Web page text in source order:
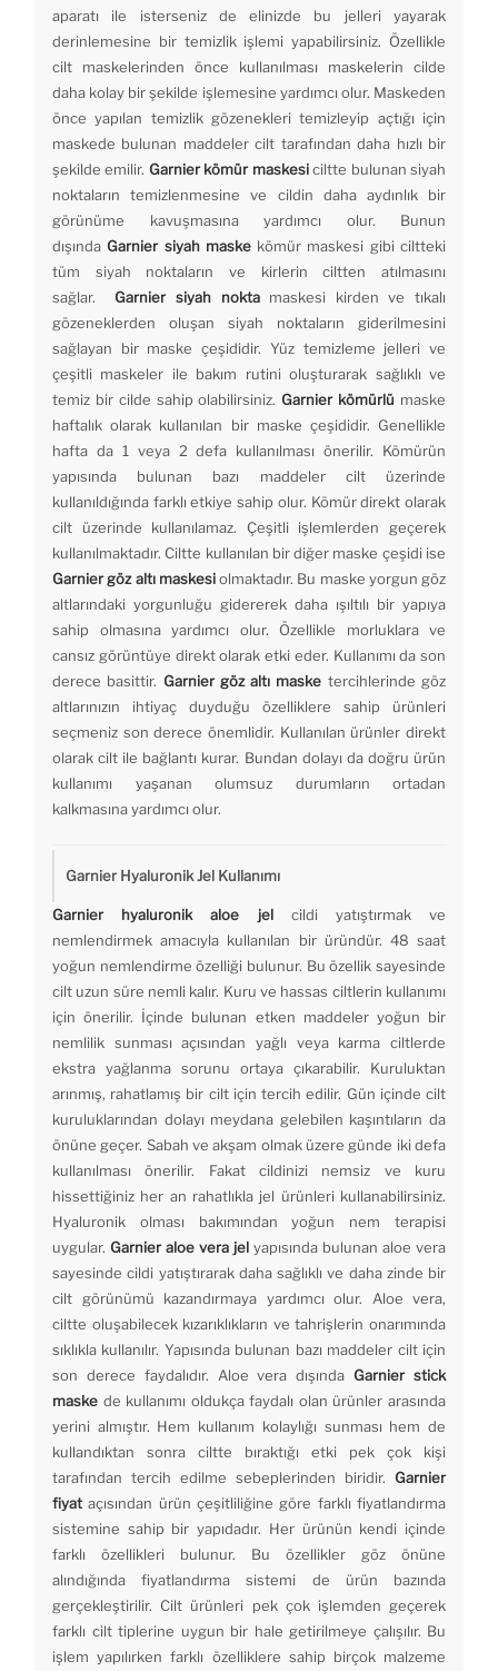
aparatı ile isterseniz de elinizde bu jelleri yayarak
derinlemesine bir temizlik işlemi yapabilirsiniz. Özellikle
cilt maskelerinden önce kullanılması maskelerin cilde
daha kolay bir şekilde işlemesine yardımcı olur. Maskeden
önce yapılan temizlik gözenekleri temizleyip açtığı için
maskede bulunan maddeler cilt tarafından daha hızlı bir
şekilde emilir. Garnier kömür maskesiciltte bulunan siyah
noktaların temizlenmesine ve cildin daha aydınlık bir
görünüme kavuşmasına yardımcı olur. Bunun
dışındaGarnier siyah maske kömür maskesi gibi ciltteki
tüm siyah noktaların ve kirlerin ciltten atılmasını
sağlar.Garnier siyah nokta maskesi kirden ve tıkalı
gözeneklerden oluşan siyah noktaların giderilmesini
sağlayan bir maske çeşididir. Yüz temizleme jelleri ve
çeşitli maskeler ile bakım rutini oluşturarak sağlıklı ve
temiz bir cilde sahip olabilirsiniz.Garnier kömürlü maske
haftalık olarak kullanılan bir maske çeşididir. Genellikle
hafta da 1 veya 2 defa kullanılması önerilir. Kömürün
yapısında bulunan bazı maddeler cilt üzerinde
kullanıldığında farklı etkiye sahip olur. Kömür direkt olarak
cilt üzerinde kullanılamaz. Çeşitli işlemlerden geçerek
kullanılmaktadır. Ciltte kullanılan bir diğer maske çeşidi ise
Garnier göz altı maskesiolmaktadır. Bu maske yorgun göz
altlarındaki yorgunluğu gidererek daha ışıltılı bir yapıya
sahip olmasına yardımcı olur. Özellikle morluklara ve
cansız görüntüye direkt olarak etki eder. Kullanımı da son
derece basittir. Garnier göz altı maske tercihlerinde göz
altlarınızın ihtiyaç duyduğu özelliklere sahip ürünleri
seçmeniz son derece önemlidir. Kullanılan ürünler direkt
olarak cilt ile bağlantı kurar. Bundan dolayı da doğru ürün
kullanımı yaşanan olumsuz durumların ortadan
kalkmasına yardımcı olur.
Garnier Hyaluronik Jel Kullanımı
Garnier hyaluronik aloe jel cildi yatıştırmak ve
nemlendirmek amacıyla kullanılan bir üründür. 48 saat
yoğun nemlendirme özelliği bulunur. Bu özellik sayesinde
cilt uzun süre nemli kalır. Kuru ve hassas ciltlerin kullanımı
için önerilir. İçinde bulunan etken maddeler yoğun bir
nemlilik sunması açısından yağlı veya karma ciltlerde
ekstra yağlanma sorunu ortaya çıkarabilir. Kuruluktan
arınmış, rahatlamış bir cilt için tercih edilir. Gün içinde cilt
kuruluklarından dolayı meydana gelebilen kaşıntıların da
önüne geçer. Sabah ve akşam olmak üzere günde iki defa
kullanılması önerilir. Fakat cildinizi nemsiz ve kuru
hissettiğiniz her an rahatlıkla jel ürünleri kullanabilirsiniz.
Hyaluronik olması bakımından yoğun nem terapisi
uygular. Garnier aloe vera jel yapısında bulunan aloe vera
sayesinde cildi yatıştırarak daha sağlıklı ve daha zinde bir
cilt görünümü kazandırmaya yardımcı olur. Aloe vera,
ciltte oluşabilecek kızarıklıkların ve tahrişlerin onarımında
sıklıkla kullanılır. Yapısında bulunan bazı maddeler cilt için
son derece faydalıdır. Aloe vera dışındaGarnier stick
maske de kullanımı oldukça faydalı olan ürünler arasında
yerini almıştır. Hem kullanım kolaylığı sunması hem de
kullandıktan sonra ciltte bıraktığı etki pek çok kişi
tarafından tercih edilme sebeplerinden biridir. Garnier
fiyataçısından ürün çeşitliliğine göre farklı fiyatlandırma
sistemine sahip bir yapıdadır. Her ürünün kendi içinde
farklı özellikleri bulunur. Bu özellikler göz önüne
alındığında fiyatlandırma sistemi de ürün bazında
gerçekleştirilir. Cilt ürünleri pek çok işlemden geçerek
farklı cilt tiplerine uygun bir hale getirilmeye çalışılır. Bu
işlem yapılırken farklı özelliklere sahip birçok malzeme